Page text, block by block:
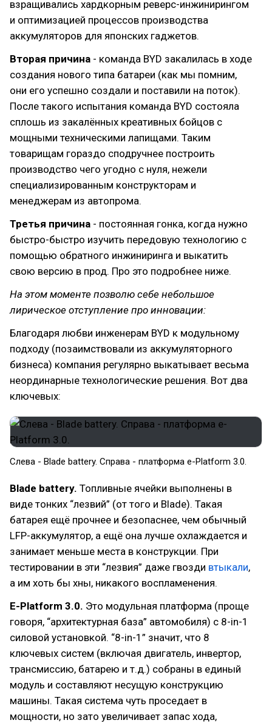
взращивались хардкорным реверс-инжинирингом
и оптимизацией процессов производства
аккумуляторов для японских гаджетов.
Вторая причина - команда BYD закалилась в ходе
создания нового типа батареи (как мы помним,
они его успешно создали и поставили на поток).
После такого испытания команда BYD состояла
сплошь из закалённых креативных бойцов с
мощными техническими лапищами. Таким
товарищам гораздо сподручнее построить
производство чего угодно с нуля, нежели
специализированным конструкторам и
менеджерам из автопрома.
Третья причина - постоянная гонка, когда нужно
быстро-быстро изучить передовую технологию с
помощью обратного инжиниринга и выкатить
свою версию в прод. Про это подробнее ниже.
На этом моменте позволю себе небольшое
лирическое отступление про инновации:
Благодаря любви инженерам BYD к модульному
подходу (позаимствовали из аккумуляторного
бизнеса) компания регулярно выкатывает весьма
неординарные технологические решения. Вот два
ключевых:
Слева - Blade battery. Справа - платформа e-Platform 3.0.
Blade battery. Топливные ячейки выполнены в
виде тонких “лезвий” (от того и Blade). Такая
батарея ещё прочнее и безопаснее, чем обычный
LFP-аккумулятор, а ещё она лучше охлаждается и
занимает меньше места в конструкции. При
тестировании в эти “лезвия” даже гвозди втыкали,
а им хоть бы хны, никакого воспламенения.
E-Platform 3.0. Это модульная платформа (проще
говоря, “архитектурная база” автомобиля) с 8-in-1
силовой установкой. “8-in-1” значит, что 8
ключевых систем (включая двигатель, инвертор,
трансмиссию, батарею и т.д.) собраны в единый
модуль и составляют несущую конструкцию
машины. Такая система чуть проседает в
мощности, но зато увеличивает запас хода,